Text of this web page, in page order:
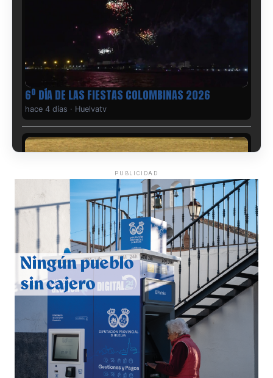
6º DÍA DE LAS FIESTAS COLOMBINAS 2026
hace 4 días · Huelvatv
QUINTA CORRIDA DE LAS FIESTAS COLOMBINAS
2026
hace 5 días·Huelvatv
PUBLICIDAD